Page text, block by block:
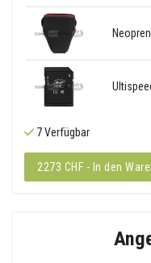
7 Verfügbar
2273 CHF - In den